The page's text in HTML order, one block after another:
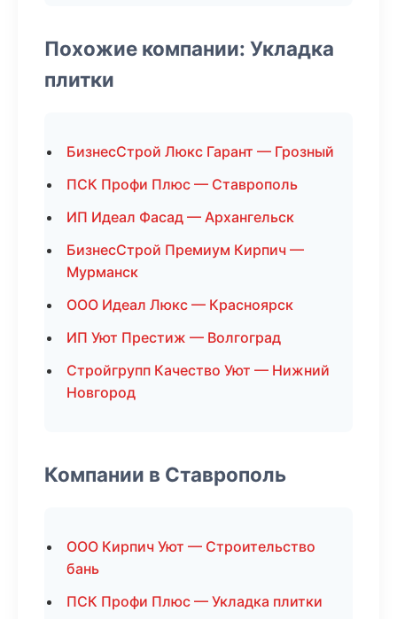
Похожие компании: Укладка
плитки
БизнесСтрой Люкс Гарант — Грозный
ПСК Профи Плюс — Ставрополь
ИП Идеал Фасад — Архангельск
БизнесСтрой Премиум Кирпич —
Мурманск
ООО Идеал Люкс — Красноярск
ИП Уют Престиж — Волгоград
Стройгрупп Качество Уют — Нижний
Новгород
Компании в Ставрополь
ООО Кирпич Уют — Строительство
бань
ПСК Профи Плюс — Укладка плитки